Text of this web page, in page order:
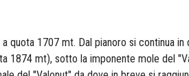
quota 1707 mt. Dal pianoro si continua
1874 mt), sotto la imponente mole del